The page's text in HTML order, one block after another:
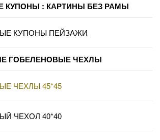
КУПОНЫ : КАРТИНЫ БЕЗ РАМЫ
КУПОНЫ ПЕЙЗАЖИ
ГОБЕЛЕНОВЫЕ ЧЕХЛЫ
ЧЕХЛЫ 45*45
ЧЕХОЛ 40*40